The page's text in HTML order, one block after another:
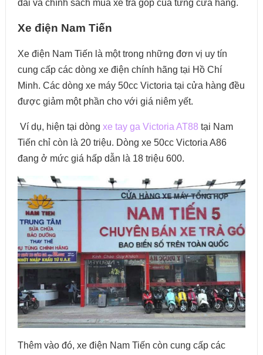
đãi và chính sách mua xe trả góp của từng cửa hàng.
Xe điện Nam Tiến
Xe điện Nam Tiến là một trong những đơn vị uy tín
cung cấp các dòng xe điện chính hãng tại Hồ Chí
Minh. Các dòng xe máy 50cc Victoria tại cửa hàng đều
được giảm một phần cho với giá niêm yết.
Ví dụ, hiện tại dòng xe tay ga Victoria AT88 tại Nam
Tiến chỉ còn là 20 triệu. Dòng xe 50cc Victoria A86
đang ở mức giá hấp dẫn là 18 triệu 600.
Thêm vào đó, xe điện Nam Tiến còn cung cấp các